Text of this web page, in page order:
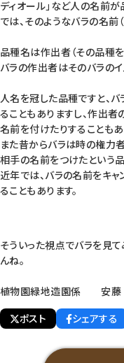
ディオール」など人の名前が
では、そのようなバラの名前
品種名は作出者（その品種
バラの作出者はそのバラの
人名を冠した品種ですと、
ることもありますし、作出
名前を付けたりすることもあ
また昔からバラは時の権力
相手の名前をつけたという品
近年では、バラの名前をキ
ることもあります。
そういった視点でバラを見
んね。
植物園緑地造園係 安
ポスト
シェアする